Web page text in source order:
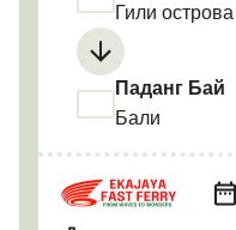
Гили острова
Паданг Бай
Бали